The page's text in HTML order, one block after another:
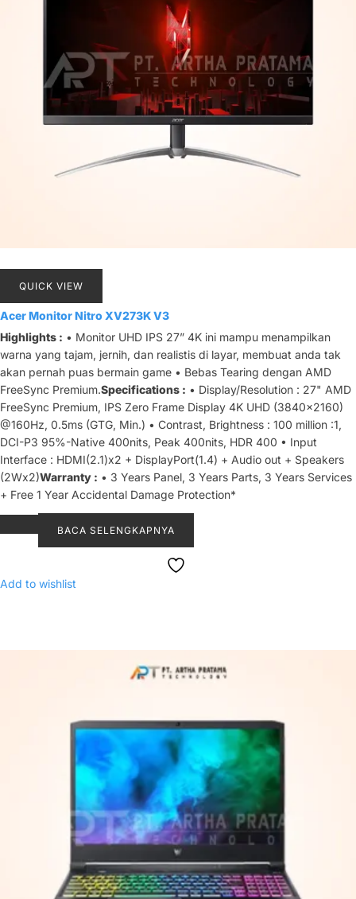
QUICK VIEW
Acer Monitor Nitro XV273K V3
Highlights : • Monitor UHD IPS 27” 4K ini mampu menampilkan
warna yang tajam, jernih, dan realistis di layar, membuat anda tak
akan pernah puas bermain game • Bebas Tearing dengan AMD
FreeSync Premium.Specifications : • Display/Resolution : 27" AMD
FreeSync Premium, IPS Zero Frame Display 4K UHD (3840x2160)
@160Hz, 0.5ms (GTG, Min.) • Contrast, Brightness : 100 million :1,
DCI-P3 95%-Native 400nits, Peak 400nits, HDR 400 • Input
Interface : HDMI(2.1)x2 + DisplayPort(1.4) + Audio out + Speakers
(2Wx2)Warranty : • 3 Years Panel, 3 Years Parts, 3 Years Services
+ Free 1 Year Accidental Damage Protection*
BACA SELENGKAPNYA
Add to wishlist